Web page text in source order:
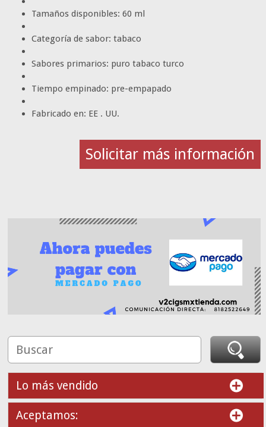
Tamaños disponibles: 60 ml
Categoría de sabor: tabaco
Sabores primarios: puro tabaco turco
Tiempo empinado: pre-empapado
Fabricado en: EE . UU.
Solicitar más información
Lo más vendido
Aceptamos: